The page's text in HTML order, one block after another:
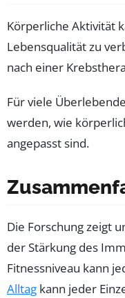
Körperliche Aktivität
Lebensqualität zu
nach einer
Für viele
werden, wie
angepasst sind.
Die Forschung zeigt
der Stärkung des
Fitnessniveau kann
Alltag kann jeder